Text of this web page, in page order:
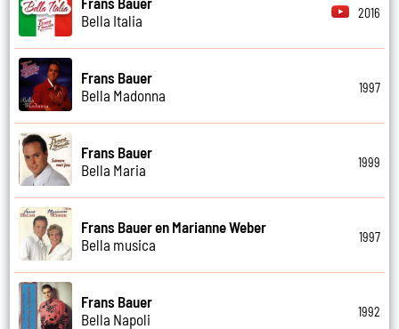
Bella Italia
2016
Frans Bauer
Bella Madonna
1997
Frans Bauer
Bella Maria
1999
Frans Bauer en Marianne Weber
Bella musica
1997
Frans Bauer
Bella Napoli
1992